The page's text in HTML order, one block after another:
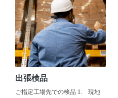
出張検品
ご指定工場先での検品 1. 現地